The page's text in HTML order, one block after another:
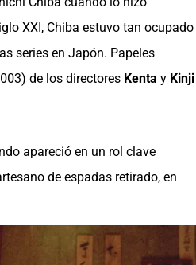
XXI, Chiba estuvo tan ocupado
series en Japón. Papeles
de los directores Kenta y Kinji
apareció en un rol clave
de espadas retirado, en